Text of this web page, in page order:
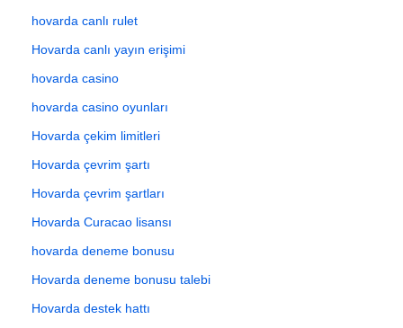
hovarda canlı rulet
Hovarda canlı yayın erişimi
hovarda casino
hovarda casino oyunları
Hovarda çekim limitleri
Hovarda çevrim şartı
Hovarda çevrim şartları
Hovarda Curacao lisansı
hovarda deneme bonusu
Hovarda deneme bonusu talebi
Hovarda destek hattı